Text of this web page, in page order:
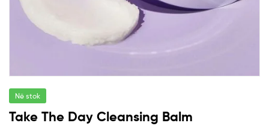
Në stok
Take The Day Cleansing Balm